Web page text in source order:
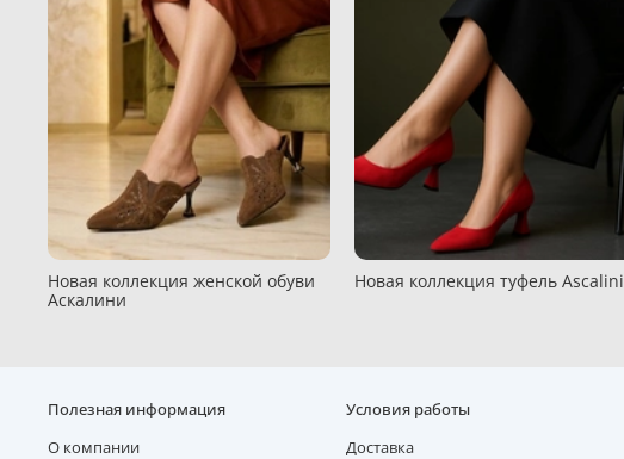
Новая коллекция женской обуви
Аскалини
Новая коллекция туфель Ascalini
Полезная информация
О компании
Условия работы
Доставка